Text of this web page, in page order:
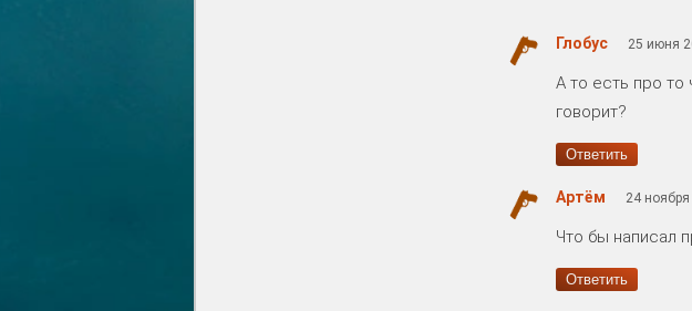
Глобус 25 июня
А то есть про то
говорит?
Ответить
Артём 24
Что бы написал
Ответить